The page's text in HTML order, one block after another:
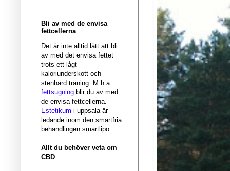
Bli av med de envisa
fettcellerna
Det är inte alltid lätt att bli
av med det envisa fettet
trots ett lågt
kaloriunderskott och
stenhård träning. M h a
fettsugning blir du av med
de envisa fettcellerna.
Estetikum i uppsala är
ledande inom den smärtfria
behandlingen smartlipo.
Allt du behöver veta om
CBD